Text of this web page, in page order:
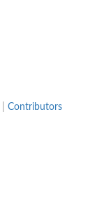
Contributors